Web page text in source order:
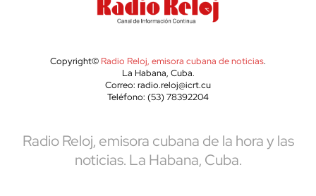
Copyright© Radio Reloj, emisora cubana de noticias.
La Habana, Cuba.
Correo: radio.reloj@icrt.cu
Teléfono: (53) 78392204
Radio Reloj, emisora cubana de la hora y las
noticias. La Habana, Cuba.